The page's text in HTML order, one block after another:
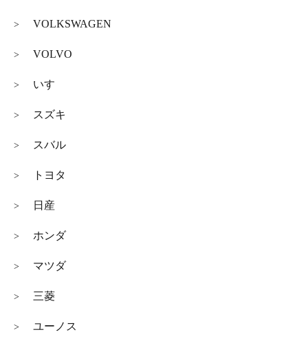
> VOLKSWAGEN
> VOLVO
> いすゞ
> スズキ
> スバル
> トヨタ
> 日産
> ホンダ
> マツダ
> 三菱
> ユーノス